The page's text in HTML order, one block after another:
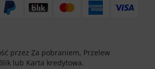
przez Za pobraniem, Przelew
lub Karta kredytowa.